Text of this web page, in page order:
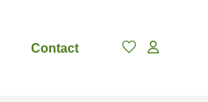
Contact